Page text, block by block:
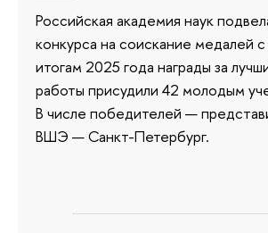
Российская академия наук
конкурса на соискание медалей
итогам 2025 года награды за
работы присудили 42 молодым
В числе победителей —
ВШЭ — Санкт-Петербург.